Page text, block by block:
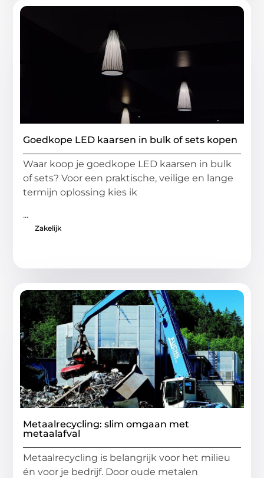
Goedkope LED kaarsen in bulk of sets kopen
Waar koop je goedkope LED kaarsen in bulk
of sets? Voor een praktische, veilige en lange
termijn oplossing kies ik
...
Zakelijk
Metaalrecycling: slim omgaan met
metaalafval
Metaalrecycling is belangrijk voor het milieu
én voor je bedrijf. Door oude metalen